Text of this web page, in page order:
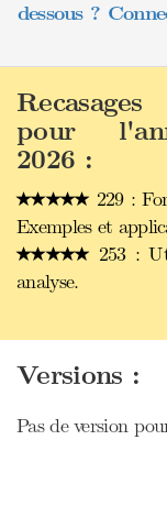
dessous ?
Recasages
pour
2026 :
229 :
Exemples et
253 :
analyse.
Versions :
Pas de version